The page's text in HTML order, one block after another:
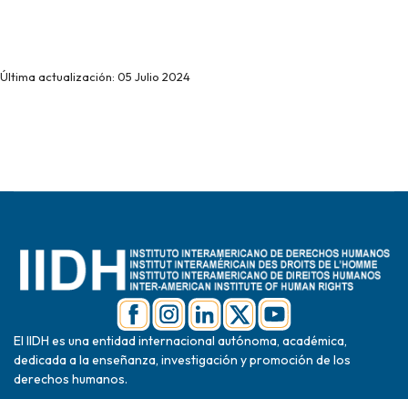
Última actualización: 05 Julio 2024
El IIDH es una entidad internacional autónoma, académica,
dedicada a la enseñanza, investigación y promoción de los
derechos humanos.